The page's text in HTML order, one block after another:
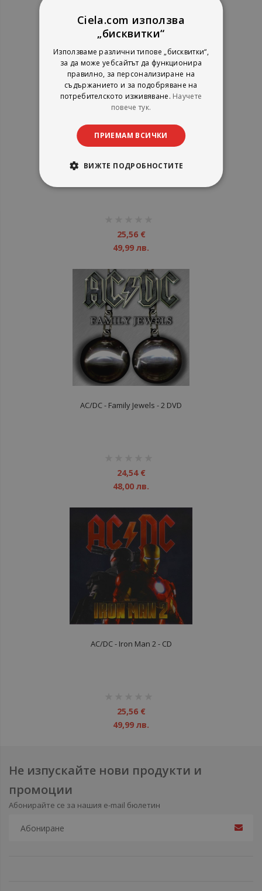
AC/DC - Black ice - CD
25,56 €
49,99 лв.
AC/DC - Family Jewels - 2 DVD
24,54 €
48,00 лв.
AC/DC - Iron Man 2 - CD
25,56 €
49,99 лв.
Не изпускайте нови продукти и
промоции
Абонирайте се за нашия e-mail бюлетин
Ciela.com използва
„бисквитки“
Използваме различни типове „бисквитки“,
за да може уебсайтът да функционира
правилно, за персонализиране на
съдържанието и за подобряване на
потребителското изживяване. Научете
повече тук.
ПРИЕМАМ ВСИЧКИ
ВИЖТЕ ПОДРОБНОСТИТЕ